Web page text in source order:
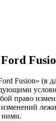
Fusion»
право
ними.